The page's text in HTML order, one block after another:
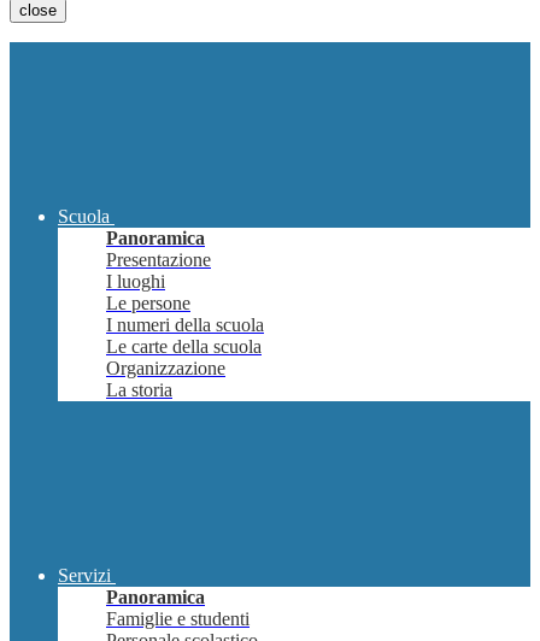
close
Scuola
Panoramica
Presentazione
I luoghi
Le persone
I numeri della scuola
Le carte della scuola
Organizzazione
La storia
Servizi
Panoramica
Famiglie e studenti